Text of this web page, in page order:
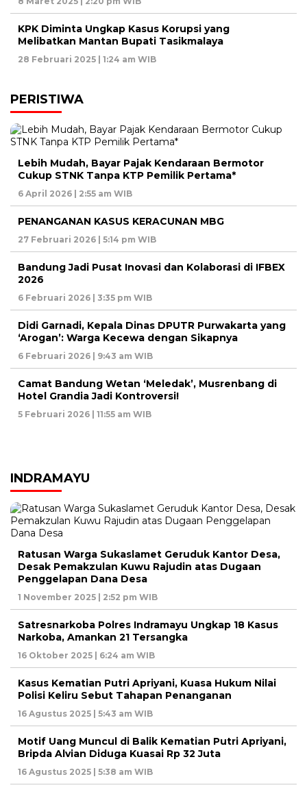
KPK Diminta Ungkap Kasus Korupsi yang
Melibatkan Mantan Bupati Tasikmalaya
28 Februari 2025 | 1:24 am WIB
PERISTIWA
Lebih Mudah, Bayar Pajak Kendaraan Bermotor
Cukup STNK Tanpa KTP Pemilik Pertama*
6 April 2026 | 2:55 am WIB
PENANGANAN KASUS KERACUNAN MBG
27 Februari 2026 | 5:14 pm WIB
Bandung Jadi Pusat Inovasi dan Kolaborasi di IFBEX
2026
6 Februari 2026 | 3:35 pm WIB
Didi Garnadi, Kepala Dinas DPUTR Purwakarta yang
‘Arogan’: Warga Kecewa dengan Sikapnya
6 Februari 2026 | 9:43 am WIB
Camat Bandung Wetan ‘Meledak’, Musrenbang di
Hotel Grandia Jadi Kontroversi!
5 Februari 2026 | 11:55 am WIB
INDRAMAYU
Ratusan Warga Sukaslamet Geruduk Kantor Desa,
Desak Pemakzulan Kuwu Rajudin atas Dugaan
Penggelapan Dana Desa
1 November 2025 | 2:52 pm WIB
Satresnarkoba Polres Indramayu Ungkap 18 Kasus
Narkoba, Amankan 21 Tersangka
16 Oktober 2025 | 6:24 am WIB
Kasus Kematian Putri Apriyani, Kuasa Hukum Nilai
Polisi Keliru Sebut Tahapan Penanganan
16 Agustus 2025 | 5:43 am WIB
Motif Uang Muncul di Balik Kematian Putri Apriyani,
Bripda Alvian Diduga Kuasai Rp 32 Juta
16 Agustus 2025 | 5:38 am WIB